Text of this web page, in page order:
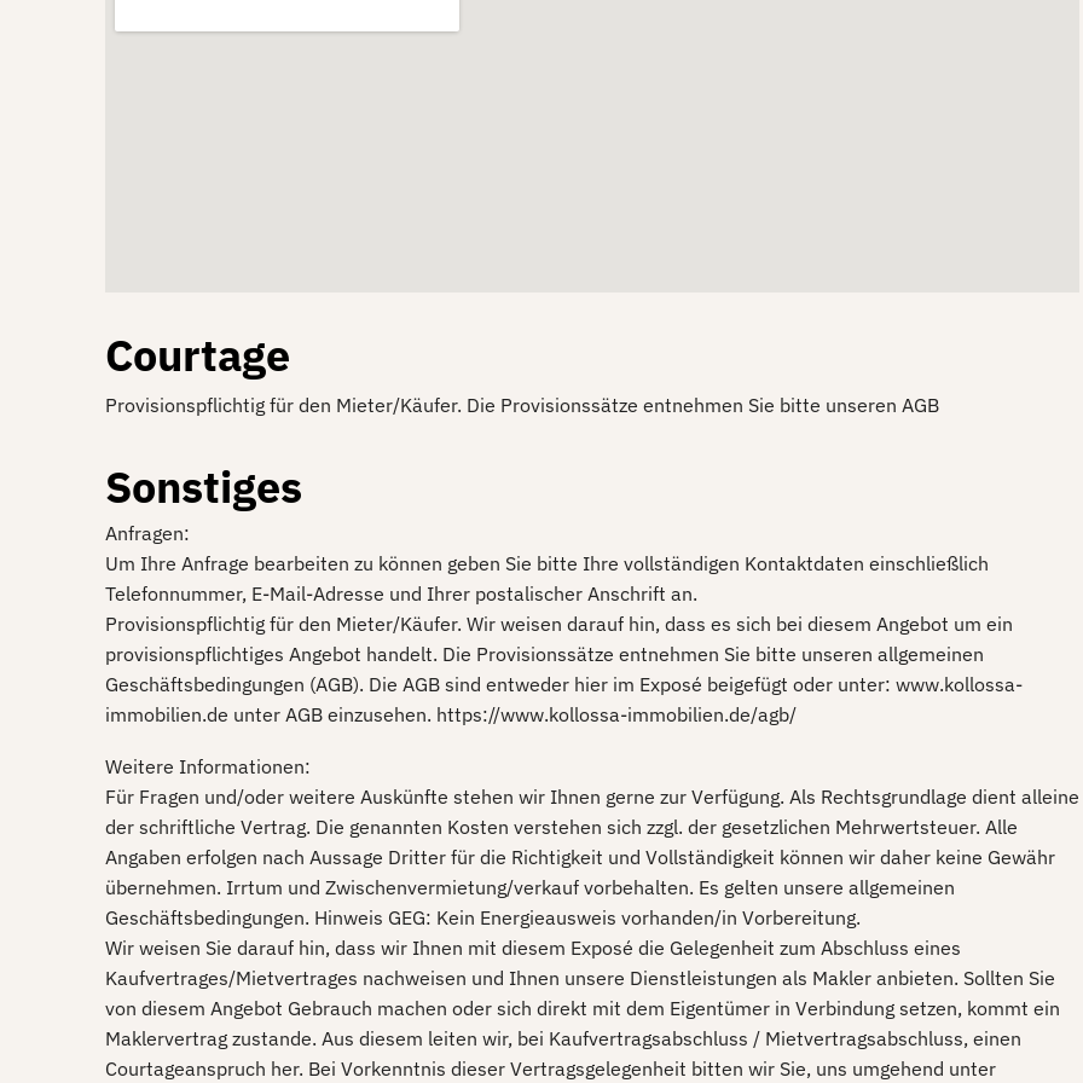
Courtage
Provisionspflichtig für den Mieter/Käufer. Die Provisionssätze entnehmen Sie bitte unseren AGB
Sonstiges
Anfragen:
Um Ihre Anfrage bearbeiten zu können geben Sie bitte Ihre vollständigen Kontaktdaten einschließlich
Telefonnummer, E-Mail-Adresse und Ihrer postalischer Anschrift an.
Provisionspflichtig für den Mieter/Käufer. Wir weisen darauf hin, dass es sich bei diesem Angebot um ein
provisionspflichtiges Angebot handelt. Die Provisionssätze entnehmen Sie bitte unseren allgemeinen
Geschäftsbedingungen (AGB). Die AGB sind entweder hier im Exposé beigefügt oder unter: www.kollossa-
immobilien.de unter AGB einzusehen. https://www.kollossa-immobilien.de/agb/
Weitere Informationen:
Für Fragen und/oder weitere Auskünfte stehen wir Ihnen gerne zur Verfügung. Als Rechtsgrundlage dient alleine
der schriftliche Vertrag. Die genannten Kosten verstehen sich zzgl. der gesetzlichen Mehrwertsteuer. Alle
Angaben erfolgen nach Aussage Dritter für die Richtigkeit und Vollständigkeit können wir daher keine Gewähr
übernehmen. Irrtum und Zwischenvermietung/verkauf vorbehalten. Es gelten unsere allgemeinen
Geschäftsbedingungen. Hinweis GEG: Kein Energieausweis vorhanden/in Vorbereitung.
Wir weisen Sie darauf hin, dass wir Ihnen mit diesem Exposé die Gelegenheit zum Abschluss eines
Kaufvertrages/Mietvertrages nachweisen und Ihnen unsere Dienstleistungen als Makler anbieten. Sollten Sie
von diesem Angebot Gebrauch machen oder sich direkt mit dem Eigentümer in Verbindung setzen, kommt ein
Maklervertrag zustande. Aus diesem leiten wir, bei Kaufvertragsabschluss / Mietvertragsabschluss, einen
Courtageanspruch her. Bei Vorkenntnis dieser Vertragsgelegenheit bitten wir Sie, uns umgehend unter